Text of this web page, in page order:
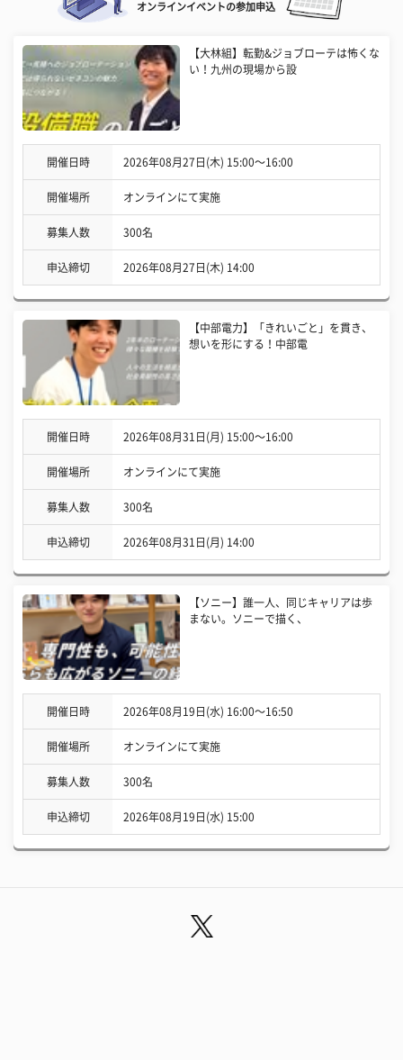
オンラインイベントの参加申込
【大林組】転勤&ジョブローテは怖くな
い！九州の現場から設
開催日時 2026年08月27日(木) 15:00〜16:00
開催場所 オンラインにて実施
募集人数 300名
申込締切 2026年08月27日(木) 14:00
【中部電力】「きれいごと」を貫き、
想いを形にする！中部電
開催日時 2026年08月31日(月) 15:00〜16:00
開催場所 オンラインにて実施
募集人数 300名
申込締切 2026年08月31日(月) 14:00
【ソニー】誰一人、同じキャリアは歩
まない。ソニーで描く、
開催日時 2026年08月19日(水) 16:00〜16:50
開催場所 オンラインにて実施
募集人数 300名
申込締切 2026年08月19日(水) 15:00